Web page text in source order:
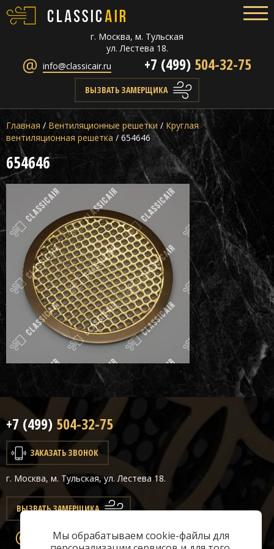
Мы обрабатываем cookie-файлы для
г. Москва, м. Тульская
ул. Лестева 18.
info@classicair.ru
+7 (499) 504-32-75
ВЫЗВАТЬ ЗАМЕРЩИКА
Главная / Вентиляционные решетки/ Круглая
вентиляционная решетка / 654646
654646
+7 (499) 504-32-75
ЗАКАЗАТЬ ЗВОНОК
г. Москва, м. Тульская, ул. Лестева 18.
ВЫЗВАТЬ ЗАМЕРЩИКА
info@classicair.ru